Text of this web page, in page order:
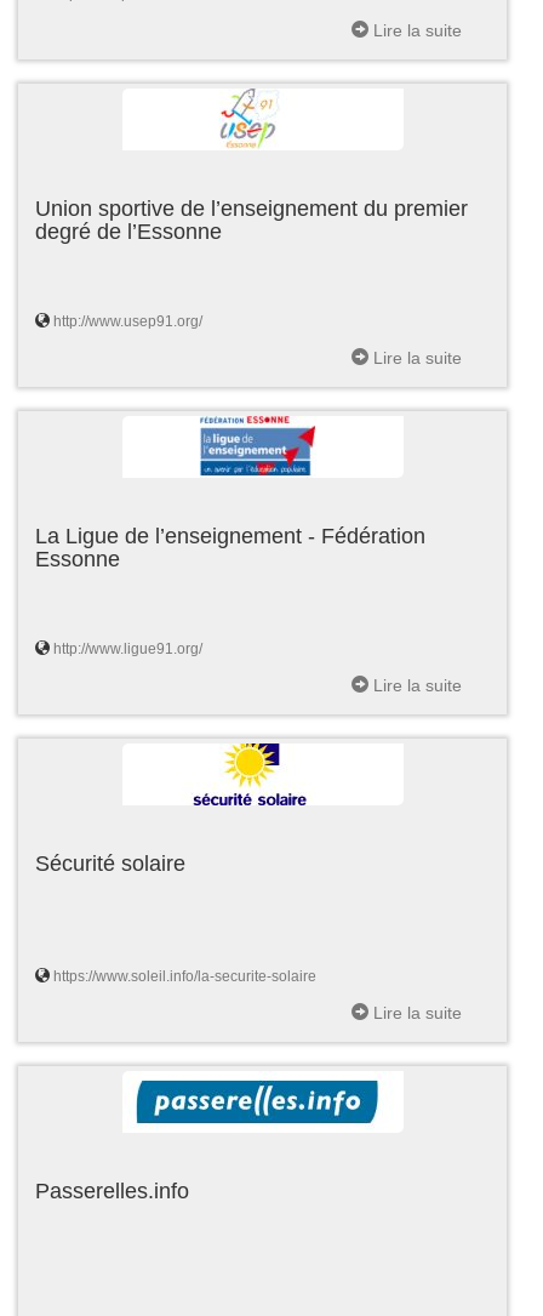
Lire la suite
Union sportive de l’enseignement du premier
degré de l’Essonne
http://www.usep91.org/
Lire la suite
La Ligue de l’enseignement - Fédération
Essonne
http://www.ligue91.org/
Lire la suite
Sécurité solaire
https://www.soleil.info/la-securite-solaire
Lire la suite
Passerelles.info